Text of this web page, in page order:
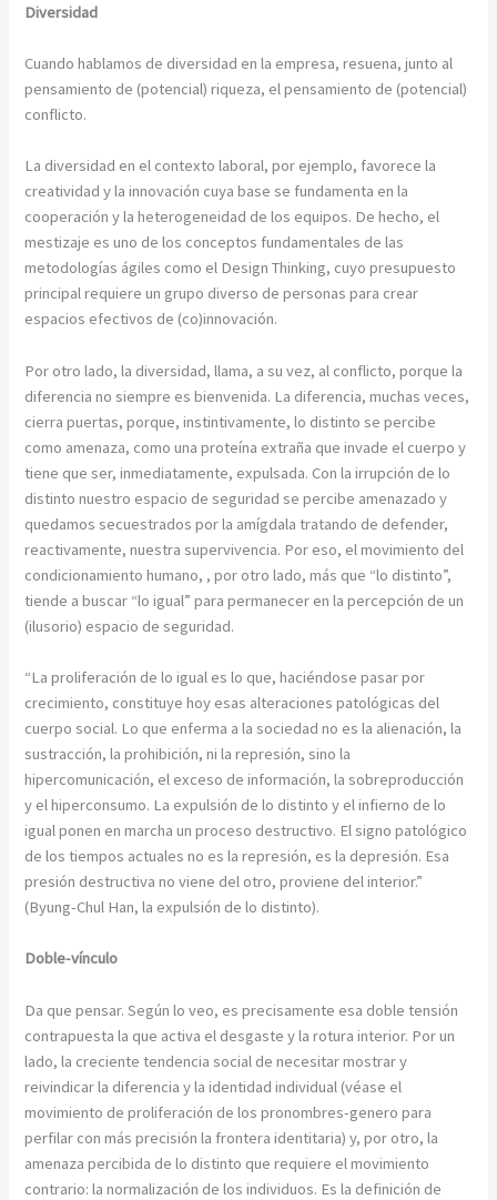
Diversidad
Cuando hablamos de diversidad en la empresa, resuena, junto al
pensamiento de (potencial) riqueza, el pensamiento de (potencial)
conflicto.
La diversidad en el contexto laboral, por ejemplo, favorece la
creatividad y la innovación cuya base se fundamenta en la
cooperación y la heterogeneidad de los equipos. De hecho, el
mestizaje es uno de los conceptos fundamentales de las
metodologías ágiles como el Design Thinking, cuyo presupuesto
principal requiere un grupo diverso de personas para crear
espacios efectivos de (co)innovación.
Por otro lado, la diversidad, llama, a su vez, al conflicto, porque la
diferencia no siempre es bienvenida. La diferencia, muchas veces,
cierra puertas, porque, instintivamente, lo distinto se percibe
como amenaza, como una proteína extraña que invade el cuerpo y
tiene que ser, inmediatamente, expulsada. Con la irrupción de lo
distinto nuestro espacio de seguridad se percibe amenazado y
quedamos secuestrados por la amígdala tratando de defender,
reactivamente, nuestra supervivencia. Por eso, el movimiento del
condicionamiento humano, , por otro lado, más que “lo distinto”,
tiende a buscar “lo igual” para permanecer en la percepción de un
(ilusorio) espacio de seguridad.
“La proliferación de lo igual es lo que, haciéndose pasar por
crecimiento, constituye hoy esas alteraciones patológicas del
cuerpo social. Lo que enferma a la sociedad no es la alienación, la
sustracción, la prohibición, ni la represión, sino la
hipercomunicación, el exceso de información, la sobreproducción
y el hiperconsumo. La expulsión de lo distinto y el infierno de lo
igual ponen en marcha un proceso destructivo. El signo patológico
de los tiempos actuales no es la represión, es la depresión. Esa
presión destructiva no viene del otro, proviene del interior.”
(Byung-Chul Han, la expulsión de lo distinto).
Doble-vínculo
Da que pensar. Según lo veo, es precisamente esa doble tensión
contrapuesta la que activa el desgaste y la rotura interior. Por un
lado, la creciente tendencia social de necesitar mostrar y
reivindicar la diferencia y la identidad individual (véase el
movimiento de proliferación de los pronombres-genero para
perfilar con más precisión la frontera identitaria) y, por otro, la
amenaza percibida de lo distinto que requiere el movimiento
contrario: la normalización de los individuos. Es la definición de